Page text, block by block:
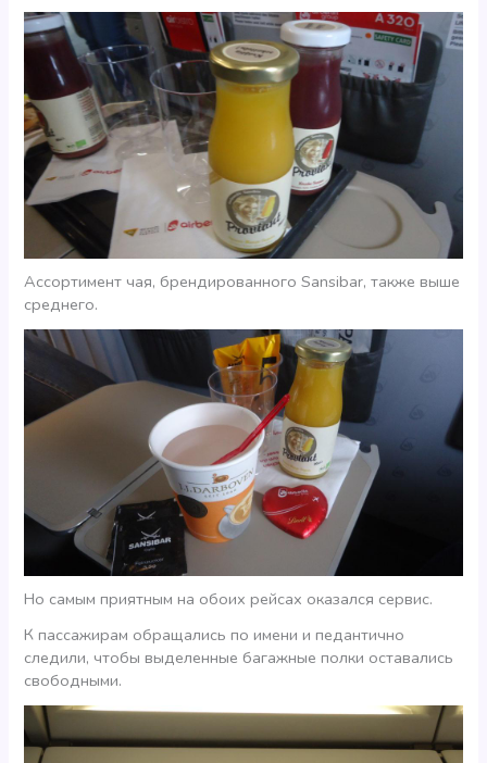
Ассортимент чая, брендированного Sansibar, также выше
среднего.
Но самым приятным на обоих рейсах оказался сервис.
К пассажирам обращались по имени и педантично
следили, чтобы выделенные багажные полки оставались
свободными.